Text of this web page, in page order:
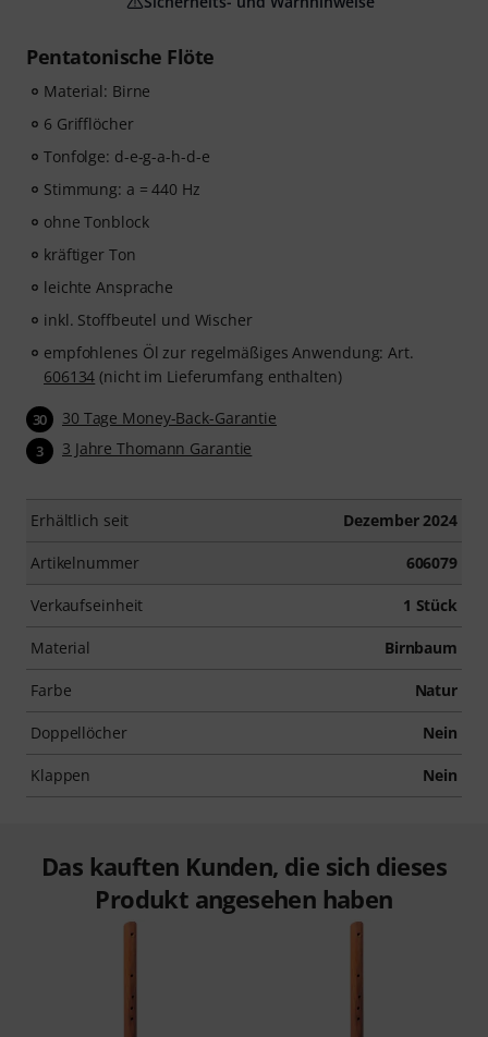
Pentatonische Flöte
Material: Birne
6 Grifflöcher
Tonfolge: d-e-g-a-h-d-e
Stimmung: a = 440 Hz
ohne Tonblock
kräftiger Ton
leichte Ansprache
inkl. Stoffbeutel und Wischer
empfohlenes Öl zur regelmäßiges Anwendung: Art.
606134 (nicht im Lieferumfang enthalten)
30 30 Tage Money-Back-Garantie
3 3 Jahre Thomann Garantie
Erhältlich seit Dezember 2024
Artikelnummer 606079
Verkaufseinheit 1 Stück
Material Birnbaum
Farbe Natur
Doppellöcher Nein
Klappen Nein
Das kauften Kunden, die sich dieses
Produkt angesehen haben